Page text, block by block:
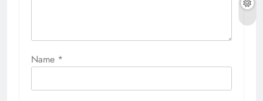
Name *